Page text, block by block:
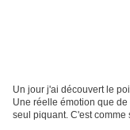
Un jour j'ai découvert le
Une réelle émotion que
seul piquant. C'est